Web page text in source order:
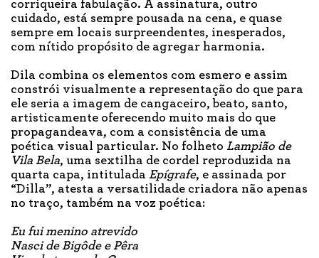
corriqueira fabulação. A assinatura, outro
cuidado, está sempre pousada na cena, e quase
sempre em locais surpreendentes, inesperados,
com nítido propósito de agregar harmonia.
Dila combina os elementos com esmero e assim
constrói visualmente a representação do que para
ele seria a imagem de cangaceiro, beato, santo,
artisticamente oferecendo muito mais do que
propagandeava, com a consistência de uma
poética visual particular. No folheto Lampião de
Vila Bela, uma sextilha de cordel reproduzida na
quarta capa, intitulada Epígrafe, e assinada por
“Dilla”, atesta a versatilidade criadora não apenas
no traço, também na voz poética:
Eu fui menino atrevido
Nasci de Bigôde e Pêra